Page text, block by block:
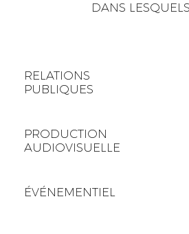
DANS
RELATIONS
PUBLIQUES
PRODUCTION
AUDIOVISUELLE
ÉVÉNEMENTIEL